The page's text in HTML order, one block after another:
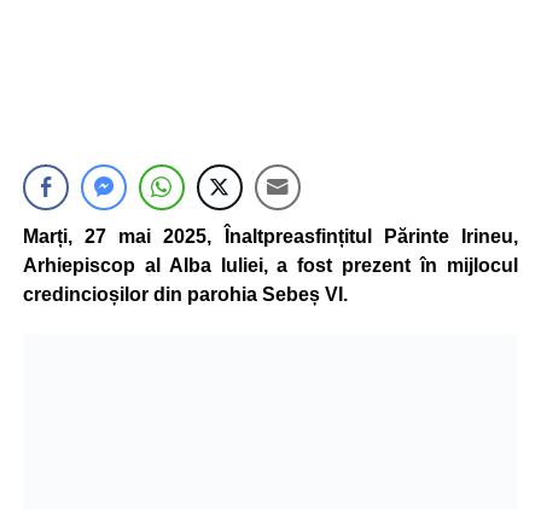
Marți, 27 mai 2025, Înaltpreasfințitul Părinte Irineu,
Arhiepiscop al Alba Iuliei, a fost prezent în mijlocul
credincioșilor din parohia Sebeș VI.